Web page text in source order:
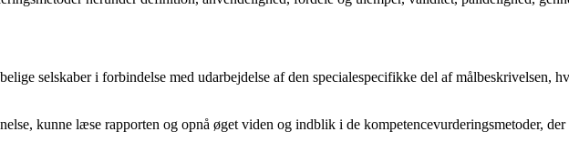
selskaber i forbindelse med udarbejdelse af den specialespecifikke del af målbeskrivelsen,
kunne læse rapporten og opnå øget viden og indblik i de kompetencevurderingsmetoder,